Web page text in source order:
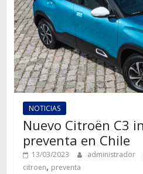
NOTICIAS
Nuevo Citroën C3
preventa en Chile
13/03/2023 administrador
citroen, preventa